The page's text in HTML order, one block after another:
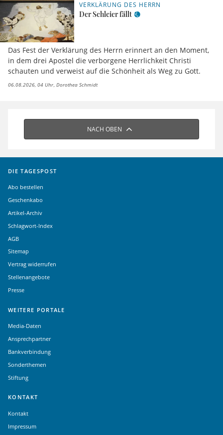
VERKLÄRUNG DES HERRN
Der Schleier fällt
Das Fest der Verklärung des Herrn erinnert an den Moment,
in dem drei Apostel die verborgene Herrlichkeit Christi
schauten und verweist auf die Schönheit als Weg zu Gott.
06.08.2026, 04 Uhr Dorothea Schmidt
NACH OBEN
DIE TAGESPOST
Abo bestellen
Geschenkabo
Artikel-Archiv
Schlagwort-Index
AGB
Sitemap
Vertrag widerrufen
Stellenangebote
Presse
WEITERE PORTALE
Media-Daten
Ansprechpartner
Bankverbindung
Sonderthemen
Stiftung
KONTAKT
Kontakt
Impressum